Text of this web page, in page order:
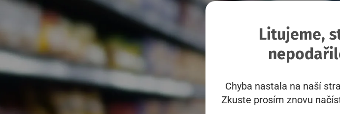
Litujeme,
Chyba nastala na naší
Zkuste prosím znovu